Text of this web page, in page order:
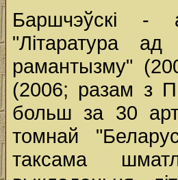
Баршчэўскі -
"Літаратура
рамантызму"
(2006; разам з
больш за 30
томнай
таксама